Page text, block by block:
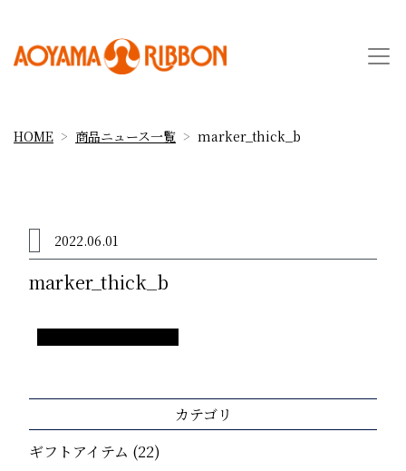
HOME 商品ニュース一覧 marker_thick_b
2022.06.01
marker_thick_b
カテゴリ
ギフトアイテム (22)